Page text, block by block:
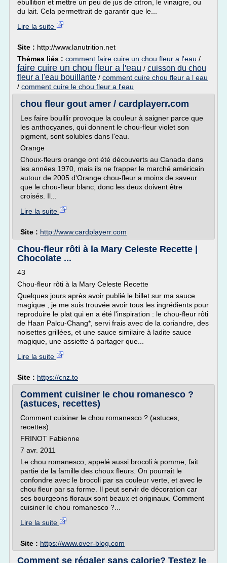
ébullition et mettre un peu de jus de citron, le vinaigre, ou
du lait. Cela permettrait de garantir que le...
Lire la suite
Site : http://www.lanutrition.net
Thèmes liés : comment faire cuire un chou fleur a l'eau /
faire cuire un chou fleur a l'eau / cuisson du chou
fleur a l'eau bouillante / comment cuire chou fleur a l eau
/ comment cuire le chou fleur a l'eau
chou fleur gout amer / cardplayerr.com
Les faire bouillir provoque la couleur à saigner parce que
les anthocyanes, qui donnent le chou-fleur violet son
pigment, sont solubles dans l'eau.
Orange
Choux-fleurs orange ont été découverts au Canada dans
les années 1970, mais ils ne frapper le marché américain
autour de 2005 d'Orange chou-fleur a moins de saveur
que le chou-fleur blanc, donc les deux doivent être
croisés. Il...
Lire la suite
Site : http://www.cardplayerr.com
Chou-fleur rôti à la Mary Celeste Recette |
Chocolate ...
43
Chou-fleur rôti à la Mary Celeste Recette
Quelques jours après avoir publié le billet sur ma sauce
magique , je me suis trouvée avoir tous les ingrédients pour
reproduire le plat qui en a été l'inspiration : le chou-fleur rôti
de Haan Palcu-Chang*, servi frais avec de la coriandre, des
noisettes grillées, et une sauce similaire à ladite sauce
magique, une assiette à partager que...
Lire la suite
Site : https://cnz.to
Comment cuisiner le chou romanesco ?
(astuces, recettes)
Comment cuisiner le chou romanesco ? (astuces,
recettes)
FRINOT Fabienne
7 avr. 2011
Le chou romanesco, appelé aussi brocoli à pomme, fait
partie de la famille des choux fleurs. On pourrait le
confondre avec le brocoli par sa couleur verte, et avec le
chou fleur par sa forme. Il peut servir de décoration car
ses bourgeons floraux sont beaux et originaux. Comment
cuisiner le chou romanesco ?...
Lire la suite
Site : https://www.over-blog.com
Comment se régaler sans calorie? Testez le